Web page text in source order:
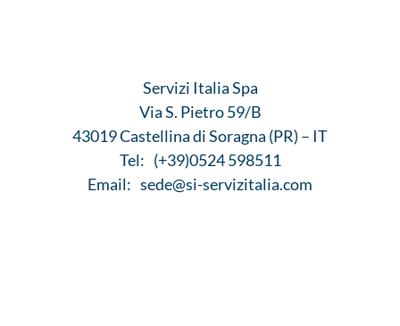
Servizi Italia Spa
Via S. Pietro 59/B
43019 Castellina di Soragna (PR) – IT
Tel: (+39)0524 598511
Email: sede@si-servizitalia.com